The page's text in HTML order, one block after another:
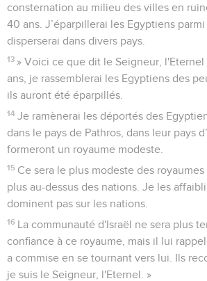
consternation au milieu des villes en
40 ans. J’éparpillerai les Egyptiens
disperserai dans divers pays.
13 » Voici ce que dit le Seigneur,
ans, je rassemblerai les Egyptiens des
ils auront été éparpillés.
14 Je ramènerai les déportés des
dans le pays de Pathros, dans leur pays
formeront un royaume modeste.
15 Ce sera le plus modeste des
plus au-dessus des nations. Je les
dominent pas sur les nations.
16 La communauté d'Israël ne sera plus
confiance à ce royaume, mais il lui
a commise en se tournant vers lui. Ils
je suis le Seigneur, l'Eternel. »